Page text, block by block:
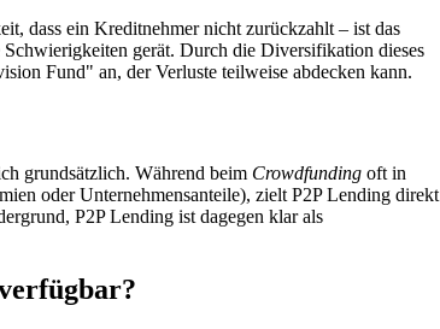
dass ein Kreditnehmer nicht zurückzahlt – ist das
gerät. Durch die Diversifikation dieses
Fund" an, der Verluste teilweise abdecken kann.
grundsätzlich. Während beim Crowdfunding oft in
oder Unternehmensanteile), zielt P2P Lending direkt
P2P Lending ist dagegen klar als